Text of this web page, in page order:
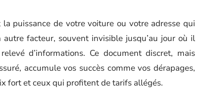
puissance de votre voiture ou votre adresse qui
facteur, souvent invisible jusqu’au jour où il
d’informations. Ce document discret, mais
accumule vos succès comme vos dérapages,
fort et ceux qui profitent de tarifs allégés.